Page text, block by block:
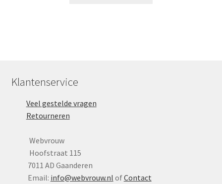
Klantenservice
Veel gestelde vragen
Retourneren
Webvrouw
Hoofstraat 115
7011 AD Gaanderen
Email: info@webvrouw.nl ofContact